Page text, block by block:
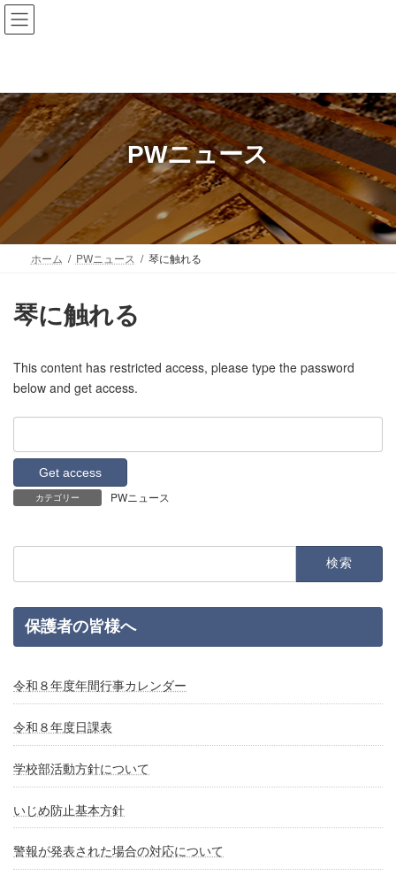
コ
ン
へ
ス
キ
プ
ナ
ビ
ョ
ン
に
動
PWニュース
ホーム PWニュース 琴に触れる
琴に触れる
This content has restricted access, please type the password
below and get access.
カテゴリー PWニュース
保護者の皆様へ
令和８年度年間行事カレンダー
令和８年度日課表
学校部活動方針について
いじめ防止基本方針
警報が発表された場合の対応について